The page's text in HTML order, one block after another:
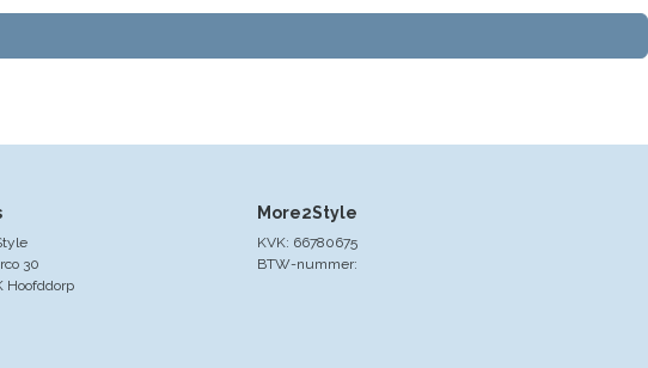
30
Hoofddorp
More2Style
KVK: 66780675
BTW-nummer: